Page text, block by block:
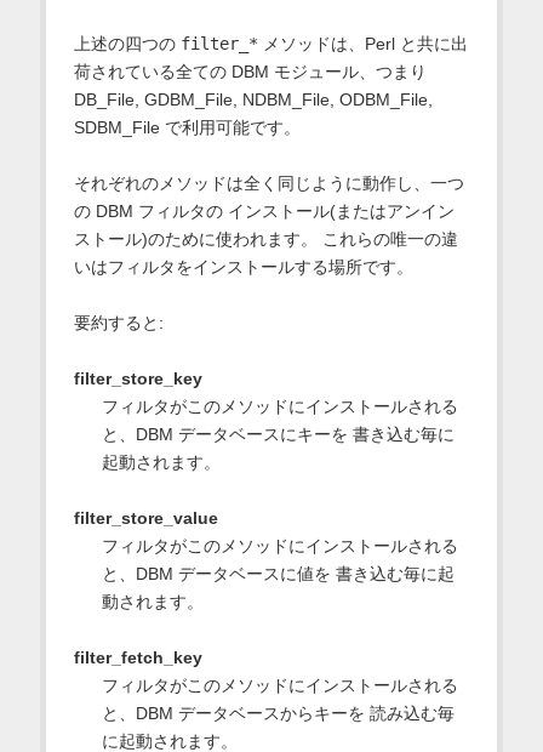
上述の四つの filter_* メソッドは、Perl と共に出
荷されている全ての DBM モジュール、つまり
DB_File, GDBM_File, NDBM_File, ODBM_File,
SDBM_File で利用可能です。
それぞれのメソッドは全く同じように動作し、一つ
の DBM フィルタの インストール(またはアンイン
ストール)のために使われます。 これらの唯一の違
いはフィルタをインストールする場所です。
要約すると:
filter_store_key
フィルタがこのメソッドにインストールされる
と、DBM データベースにキーを 書き込む毎に
起動されます。
filter_store_value
フィルタがこのメソッドにインストールされる
と、DBM データベースに値を 書き込む毎に起
動されます。
filter_fetch_key
フィルタがこのメソッドにインストールされる
と、DBM データベースからキーを 読み込む毎
に起動されます。